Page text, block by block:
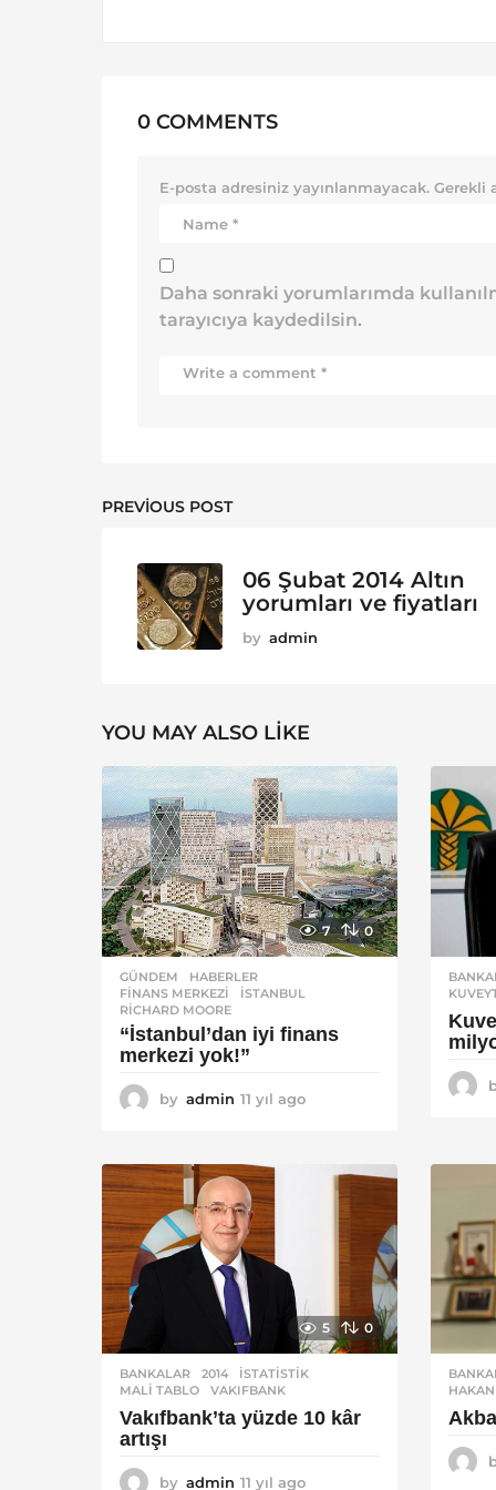
0 COMMENTS
E-posta adresiniz yayınlanmayacak. Gerekli
Daha sonraki yorumlarımda
tarayıcıya kaydedilsin.
PREVIOUS POST
06 Şubat 2014 Altın
yorumları ve fiyatları
by admin
YOU MAY ALSO LIKE
7 0
GÜNDEM ,HABERLER
FINANS MERKEZI
,ISTANBUL
RICHARD MOORE
“İstanbul’dan iyi finans
merkezi yok!”
by admin 11 yıl ago
5 0
BANKALAR 2014 ,ISTATISTIK
MALI TABLO
,VAKIFBANK
Vakıfbank’ta yüzde 10 kâr
artışı
by admin 11 yıl ago